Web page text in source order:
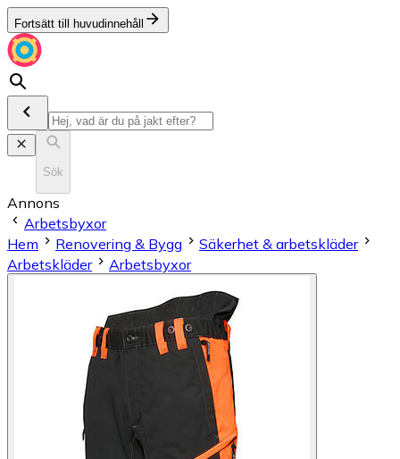
Fortsätt till huvudinnehåll
Sök
Annons
Arbetsbyxor
Hem
Renovering & Bygg
Säkerhet & arbetskläder
Arbetskläder
Arbetsbyxor